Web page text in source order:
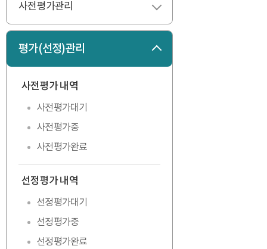
사전평가관리
평가(선정)관리
사전평가 내역
사전평가대기
사전평가중
사전평가완료
선정평가 내역
선정평가대기
선정평가중
선정평가완료